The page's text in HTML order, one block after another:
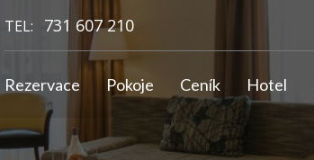
TEL: 731 607 210
Rezervace Pokoje Ceník Hotel